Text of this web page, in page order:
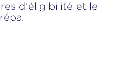
d’éligibilité et le